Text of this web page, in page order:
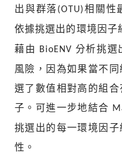
出與群落(OTU)相關性
依據挑選出的環境因子
藉由
BioENV 分析挑選
風險，因為如果當不
選了數值相對高的組
子。可進一步地結合
挑選出的每一環境因
性。